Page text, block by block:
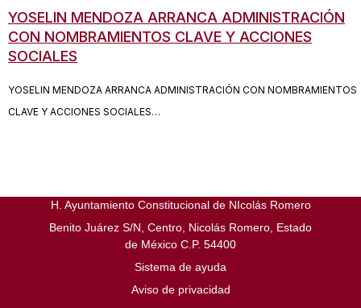
YOSELIN MENDOZA ARRANCA ADMINISTRACIÓN
CON NOMBRAMIENTOS CLAVE Y ACCIONES
SOCIALES
YOSELIN MENDOZA ARRANCA ADMINISTRACIÓN CON NOMBRAMIENTOS
CLAVE Y ACCIONES SOCIALES…
H. Ayuntamiento Constitucional de NIcolás Romero
Benito Juárez S/N, Centro, Nicolás Romero, Estado
de México C.P. 54400
Sistema de ayuda
Aviso de privacidad